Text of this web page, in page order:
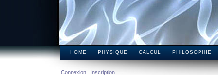
HOME PHYSIQUE CALCUL PHILOSOPHIE
Connexion Inscription